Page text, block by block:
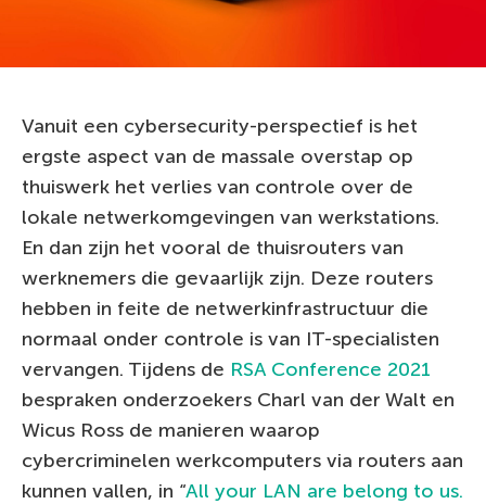
Vanuit een cybersecurity-perspectief is het
ergste aspect van de massale overstap op
thuiswerk het verlies van controle over de
lokale netwerkomgevingen van werkstations.
En dan zijn het vooral de thuisrouters van
werknemers die gevaarlijk zijn. Deze routers
hebben in feite de netwerkinfrastructuur die
normaal onder controle is van IT-specialisten
vervangen. Tijdens de RSA Conference 2021
bespraken onderzoekers Charl van der Walt en
Wicus Ross de manieren waarop
cybercriminelen werkcomputers via routers aan
kunnen vallen, in “All your LAN are belong to us.